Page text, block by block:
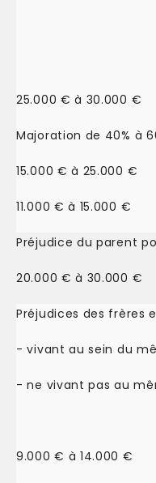
25.000 € à 30.000 €
Majoration de 40% à
15.000 € à 25.000 €
11.000 € à 15.000 €
Préjudice du parent
20.000 € à 30.000 €
Préjudices des frères
- vivant au sein du
- ne vivant pas au
9.000 € à 14.000 €